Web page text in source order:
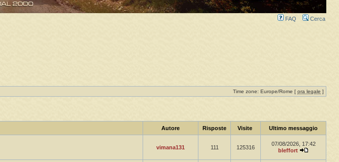
FAQ Cerca
Time zone: Europe/Rome [ ora legale ]
Autore Risposte Visite Ultimo messaggio
vimana131 111 125316
07/08/2026, 17:42
bleffort